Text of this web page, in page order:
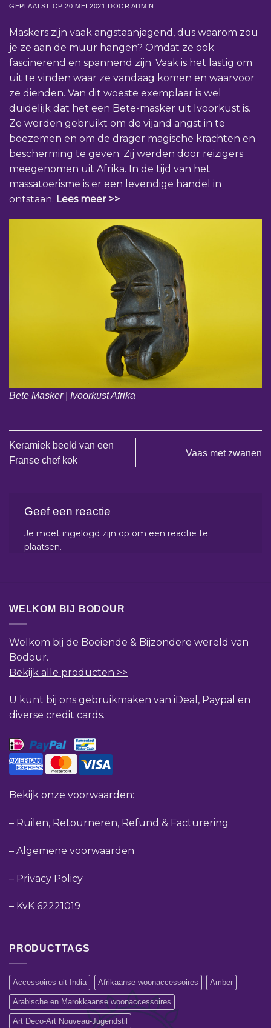
GEPLAATST OP20 MEI 2021 DOOR ADMIN
Maskers zijn vaak angstaanjagend, dus waarom zou
je ze aan de muur hangen? Omdat ze ook
fascinerend en spannend zijn. Vaak is het lastig om
uit te vinden waar ze vandaag komen en waarvoor
ze dienden. Van dit woeste exemplaar is wel
duidelijk dat het een Bete-masker uit Ivoorkust is.
Ze werden gebruikt om de vijand angst in te
boezemen en om de drager magische krachten en
bescherming te geven. Zij werden door reizigers
meegenomen uit Afrika. In de tijd van het
massatoerisme is er een levendige handel in
ontstaan. Lees meer >>
Bete Masker | Ivoorkust Afrika
Keramiek beeld van een
Franse chef kok
Vaas met zwanen
Geef een reactie
Je moet ingelogd zijn op om een reactie te
plaatsen.
WELKOM BIJ BODOUR
Welkom bij de Boeiende & Bijzondere wereld van
Bodour.
Bekijk alle producten >>
U kunt bij ons gebruikmaken van iDeal, Paypal en
diverse credit cards.
Bekijk onze voorwaarden:
– Ruilen, Retourneren, Refund & Facturering
– Algemene voorwaarden
– Privacy Policy
– KvK 62221019
PRODUCTTAGS
Accessoires uit India Afrikaanse woonaccessoires Amber
Arabische en Marokkaanse woonaccessoires
Art Deco-Art Nouveau-Jugendstil